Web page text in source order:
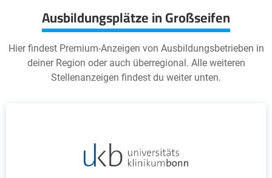
Ausbildungsplätze in Großseifen
Hier findest Premium-Anzeigen von Ausbildungsbetrieben in
deiner Region oder auch überregional. Alle weiteren
Stellenanzeigen findest du weiter unten.